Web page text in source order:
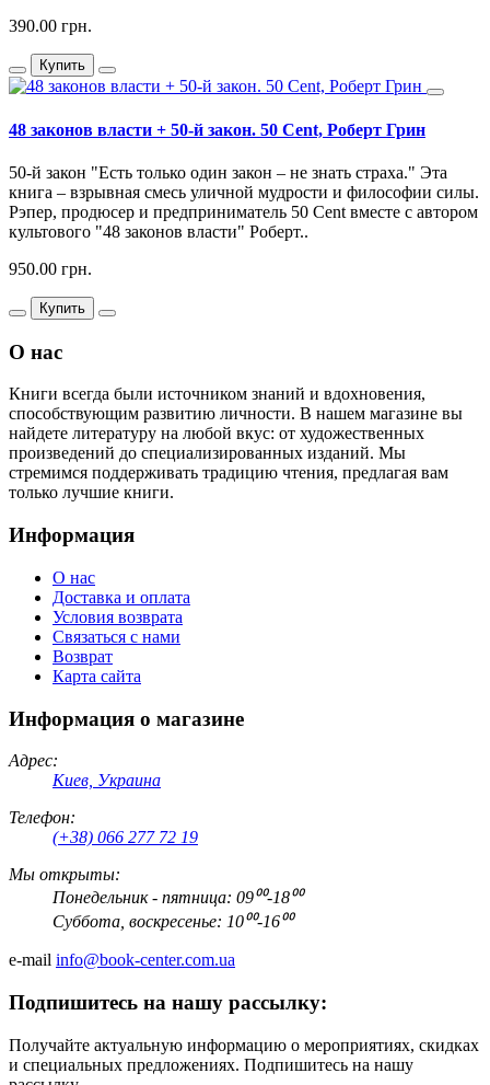
390.00 грн.
Купить
48 законов власти + 50-й закон. 50 Cent, Роберт Грин
50-й закон "Есть только один закон – не знать страха." Эта
книга – взрывная смесь уличной мудрости и философии силы.
Рэпер, продюсер и предприниматель 50 Cent вместе с автором
культового "48 законов власти" Роберт..
950.00 грн.
Купить
О нас
Книги всегда были источником знаний и вдохновения,
способствующим развитию личности. В нашем магазине вы
найдете литературу на любой вкус: от художественных
произведений до специализированных изданий. Мы
стремимся поддерживать традицию чтения, предлагая вам
только лучшие книги.
Информация
О нас
Доставка и оплата
Условия возврата
Связаться с нами
Возврат
Карта сайта
Информация о магазине
Адрес:
Киев, Украина
Телефон:
(+38) 066 277 72 19
Мы открыты:
Понедельник - пятница: 09⁰⁰-18⁰⁰
Суббота, воскресенье: 10⁰⁰-16⁰⁰
e-mail info@book-center.com.ua
Подпишитесь на нашу рассылку:
Получайте актуальную информацию о мероприятиях, скидках
и специальных предложениях. Подпишитесь на нашу